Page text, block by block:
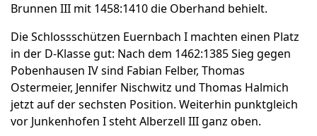
Brunnen III mit 1458:1410 die Oberhand behielt.
Die Schlossschützen Euernbach I machten einen Platz
in der D-Klasse gut: Nach dem 1462:1385 Sieg gegen
Pobenhausen IV sind Fabian Felber, Thomas
Ostermeier, Jennifer Nischwitz und Thomas Halmich
jetzt auf der sechsten Position. Weiterhin punktgleich
vor Junkenhofen I steht Alberzell III ganz oben.